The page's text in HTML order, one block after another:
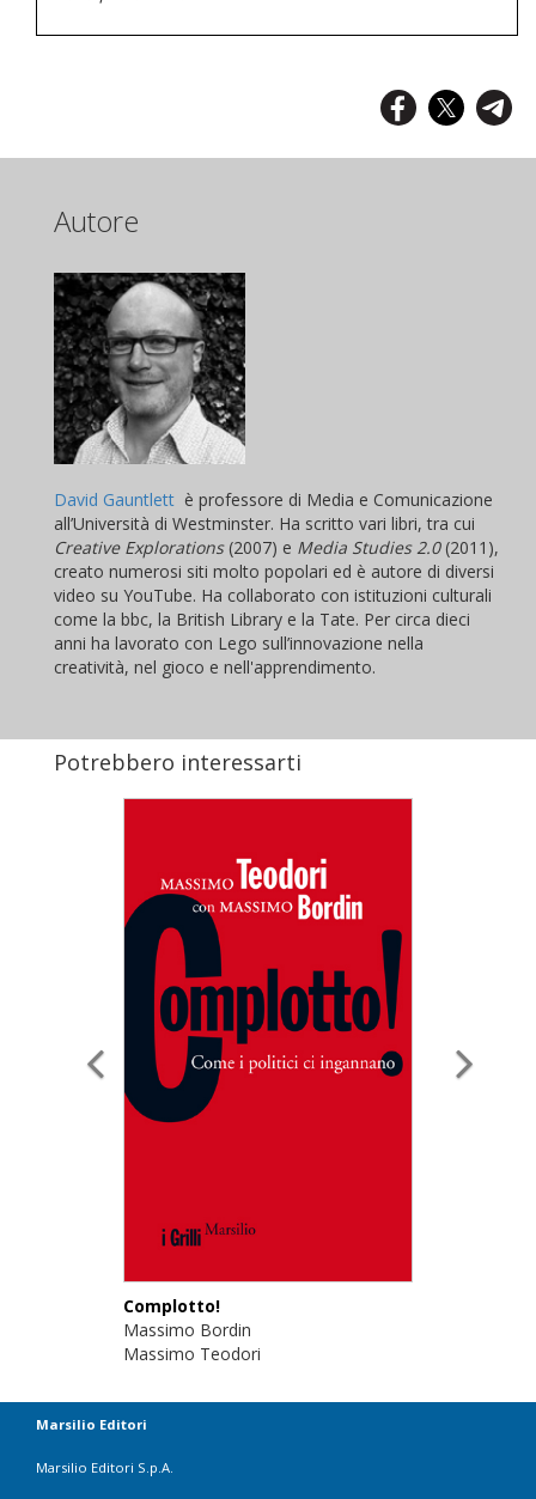
Autore
David Gauntlett è professore di Media e Comunicazione
all’Università di Westminster. Ha scritto vari libri, tra cui
Creative Explorations(2007) e Media Studies 2.0(2011),
creato numerosi siti molto popolari ed è autore di diversi
video su YouTube. Ha collaborato con istituzioni culturali
come la bbc, la British Library e la Tate. Per circa dieci
anni ha lavorato con Lego sull’innovazione nella
creatività, nel gioco e nell'apprendimento.
Potrebbero interessarti
Complotto!
Massimo Bordin
Massimo Teodori
Marsilio Editori
Marsilio Editori S.p.A.